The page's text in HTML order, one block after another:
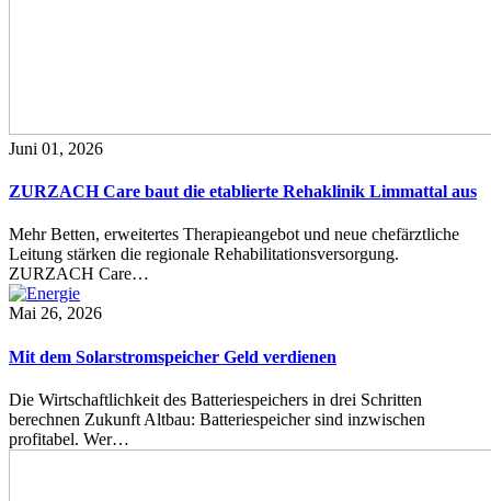
Juni 01, 2026
ZURZACH Care baut die etablierte Rehaklinik Limmattal aus
Mehr Betten, erweitertes Therapieangebot und neue chefärztliche
Leitung stärken die regionale Rehabilitationsversorgung.
ZURZACH Care…
Mai 26, 2026
Mit dem Solarstromspeicher Geld verdienen
Die Wirtschaftlichkeit des Batteriespeichers in drei Schritten
berechnen Zukunft Altbau: Batteriespeicher sind inzwischen
profitabel. Wer…